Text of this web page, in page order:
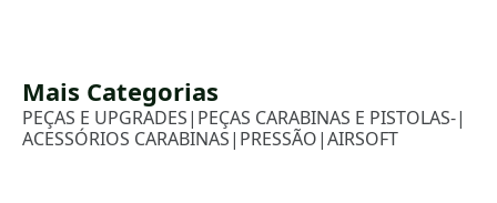
Mais Categorias
PEÇAS E UPGRADES| PEÇAS CARABINAS E PISTOLAS-|
ACESSÓRIOS CARABINAS| PRESSÃO|AIRSOFT